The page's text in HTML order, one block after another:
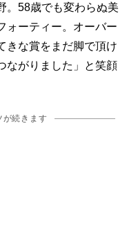
。58歳でも変わらぬ美
ォーティー。オーバー
きな賞をまだ脚で頂け
ながりました」と笑顔
が続きます